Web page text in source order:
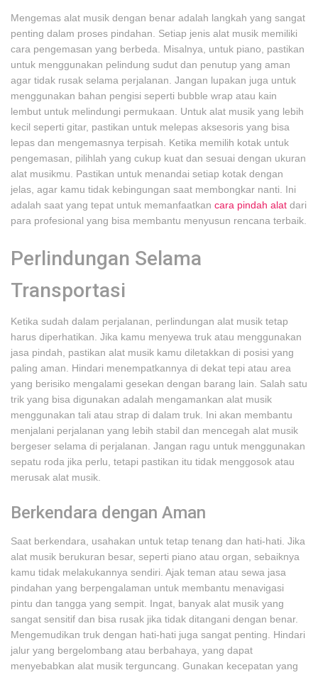
Mengemas alat musik dengan benar adalah langkah yang sangat
penting dalam proses pindahan. Setiap jenis alat musik memiliki
cara pengemasan yang berbeda. Misalnya, untuk piano, pastikan
untuk menggunakan pelindung sudut dan penutup yang aman
agar tidak rusak selama perjalanan. Jangan lupakan juga untuk
menggunakan bahan pengisi seperti bubble wrap atau kain
lembut untuk melindungi permukaan. Untuk alat musik yang lebih
kecil seperti gitar, pastikan untuk melepas aksesoris yang bisa
lepas dan mengemasnya terpisah. Ketika memilih kotak untuk
pengemasan, pilihlah yang cukup kuat dan sesuai dengan ukuran
alat musikmu. Pastikan untuk menandai setiap kotak dengan
jelas, agar kamu tidak kebingungan saat membongkar nanti. Ini
adalah saat yang tepat untuk memanfaatkan cara pindah alat dari
para profesional yang bisa membantu menyusun rencana terbaik.
Perlindungan Selama
Transportasi
Ketika sudah dalam perjalanan, perlindungan alat musik tetap
harus diperhatikan. Jika kamu menyewa truk atau menggunakan
jasa pindah, pastikan alat musik kamu diletakkan di posisi yang
paling aman. Hindari menempatkannya di dekat tepi atau area
yang berisiko mengalami gesekan dengan barang lain. Salah satu
trik yang bisa digunakan adalah mengamankan alat musik
menggunakan tali atau strap di dalam truk. Ini akan membantu
menjalani perjalanan yang lebih stabil dan mencegah alat musik
bergeser selama di perjalanan. Jangan ragu untuk menggunakan
sepatu roda jika perlu, tetapi pastikan itu tidak menggosok atau
merusak alat musik.
Berkendara dengan Aman
Saat berkendara, usahakan untuk tetap tenang dan hati-hati. Jika
alat musik berukuran besar, seperti piano atau organ, sebaiknya
kamu tidak melakukannya sendiri. Ajak teman atau sewa jasa
pindahan yang berpengalaman untuk membantu menavigasi
pintu dan tangga yang sempit. Ingat, banyak alat musik yang
sangat sensitif dan bisa rusak jika tidak ditangani dengan benar.
Mengemudikan truk dengan hati-hati juga sangat penting. Hindari
jalur yang bergelombang atau berbahaya, yang dapat
menyebabkan alat musik terguncang. Gunakan kecepatan yang